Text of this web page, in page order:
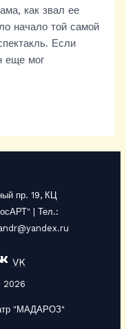
как звал ее
начало той самой
Если
еще мог
пр. 19, КЦ
| Тел.:
VK
2026
"МАДАРОЗ"